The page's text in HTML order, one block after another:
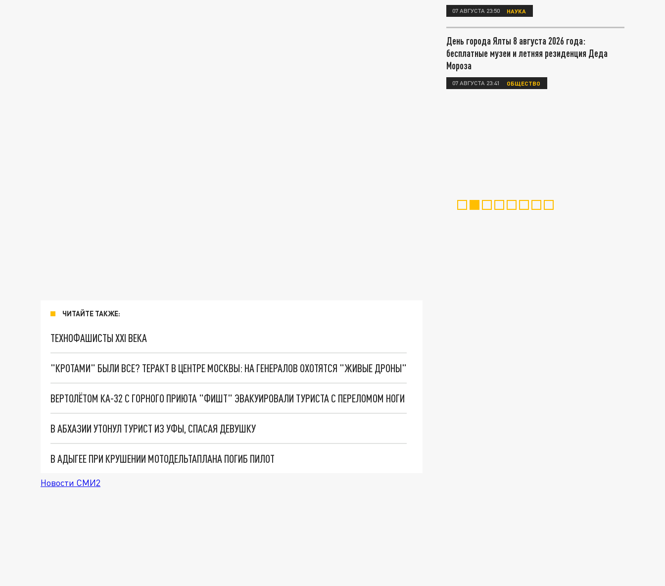
ЧИТАЙТЕ ТАКЖЕ:
ТЕХНОФАШИСТЫ XXI ВЕКА
"КРОТАМИ" БЫЛИ ВСЕ? ТЕРАКТ В ЦЕНТРЕ МОСКВЫ: НА ГЕНЕРАЛОВ ОХОТЯТСЯ "ЖИВЫЕ ДРОНЫ"
ВЕРТОЛЁТОМ КА-32 С ГОРНОГО ПРИЮТА "ФИШТ" ЭВАКУИРОВАЛИ ТУРИСТА С ПЕРЕЛОМОМ НОГИ
В АБХАЗИИ УТОНУЛ ТУРИСТ ИЗ УФЫ, СПАСАЯ ДЕВУШКУ
В АДЫГЕЕ ПРИ КРУШЕНИИ МОТОДЕЛЬТАПЛАНА ПОГИБ ПИЛОТ
Новости СМИ2
07 АВГУСТА 23:50 НАУКА
День города Ялты 8 августа 2026 года:
бесплатные музеи и летняя резиденция Деда
Мороза
07 АВГУСТА 23:41 ОБЩЕСТВО